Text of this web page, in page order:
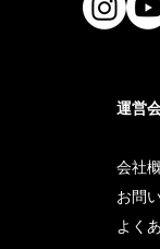
運営
会社
お問
よく